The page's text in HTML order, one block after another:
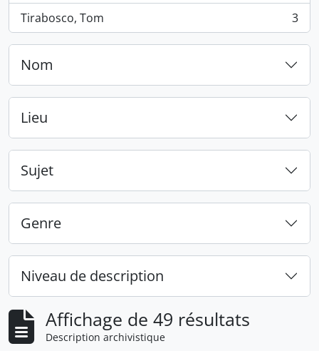
Tirabosco, Tom
, 3 résultats 3
Nom
Lieu
Sujet
Genre
Niveau de description
Affichage de 49 résultats
Description archivistique